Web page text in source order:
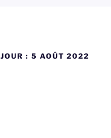
JOUR : 5 AOÛT 2022